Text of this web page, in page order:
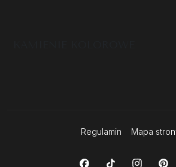
Regulamin Mapa